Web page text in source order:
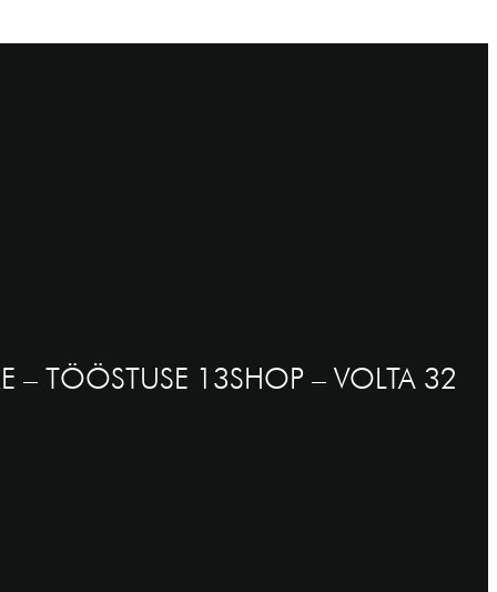
– TÖÖSTUSE 13SHOP – VOLTA 32